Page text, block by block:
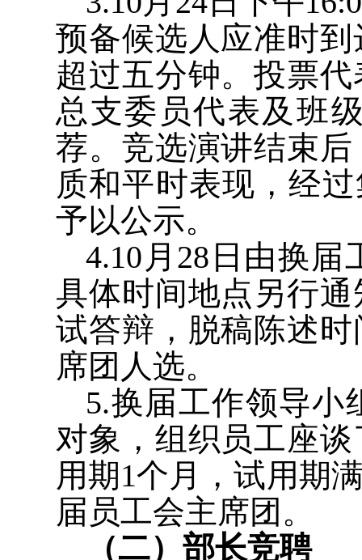
预备候选人应准时
超过五分钟。投票
总支委员代表及班
荐。竞选演讲结束
质和平时表现，经
予以公示。
4.10 月 28 日由换届
具体时间地点另行
试答辩，脱稿陈述
席团人选。
5.换届工作领导小
对象，组织员工座
用期1个月，试用期
届员工会主席团。
（二）部长竞聘